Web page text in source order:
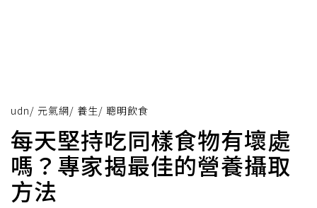
udn/ 元氣網/ 養生/ 聰明飲食
每天堅持吃同樣食物有壞處
嗎？專家揭最佳的營養攝取
方法